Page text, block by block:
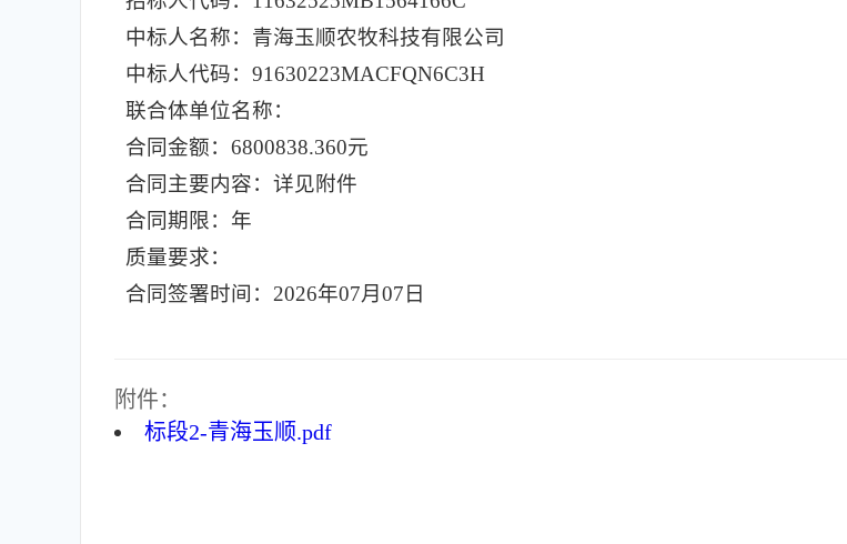
中标人名称：青海玉顺农牧科技有限公司
中标人代码：91630223MACFQN6C3H
联合体单位名称：
合同金额：6800838.360元
合同主要内容：详见附件
合同期限：年
质量要求：
合同签署时间：2026年07月07日
附件：
标段2-青海玉顺.pdf